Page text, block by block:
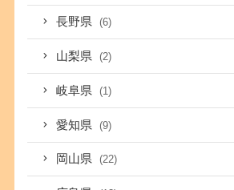
長野県 (6)
山梨県 (2)
岐阜県 (1)
愛知県 (9)
岡山県 (22)